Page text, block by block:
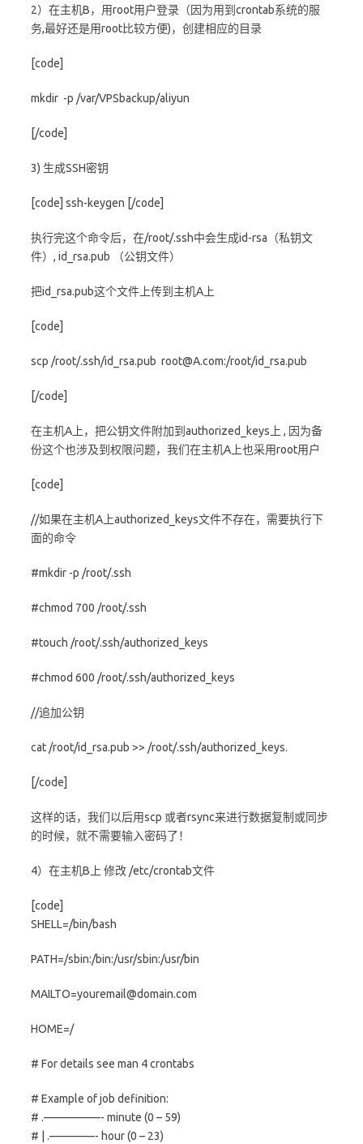
2）在主机B，用root用户登录（因为用到crontab系统的服
务,最好还是用root比较方便)，创建相应的目录
[code]
mkdir -p /var/VPSbackup/aliyun
[/code]
3) 生成SSH密钥
[code] ssh-keygen [/code]
执行完这个命令后，在/root/.ssh中会生成id-rsa（私钥文
件）, id_rsa.pub （公钥文件）
把id_rsa.pub这个文件上传到主机A上
[code]
scp /root/.ssh/id_rsa.pub root@A.com:/root/id_rsa.pub
[/code]
在主机A上，把公钥文件附加到authorized_keys上 , 因为备
份这个也涉及到权限问题，我们在主机A上也采用root用户
[code]
//如果在主机A上authorized_keys文件不存在，需要执行下
面的命令
#mkdir -p /root/.ssh
#chmod 700 /root/.ssh
#touch /root/.ssh/authorized_keys
#chmod 600 /root/.ssh/authorized_keys
//追加公钥
cat /root/id_rsa.pub >> /root/.ssh/authorized_keys.
[/code]
这样的话，我们以后用scp 或者rsync来进行数据复制或同步
的时候，就不需要输入密码了！
4）在主机B上 修改 /etc/crontab文件
[code]
SHELL=/bin/bash
PATH=/sbin:/bin:/usr/sbin:/usr/bin
MAILTO=youremail@domain.com
HOME=/
# For details see man 4 crontabs
# Example of job definition:
# .—————- minute (0 – 59)
# | .————- hour (0 – 23)